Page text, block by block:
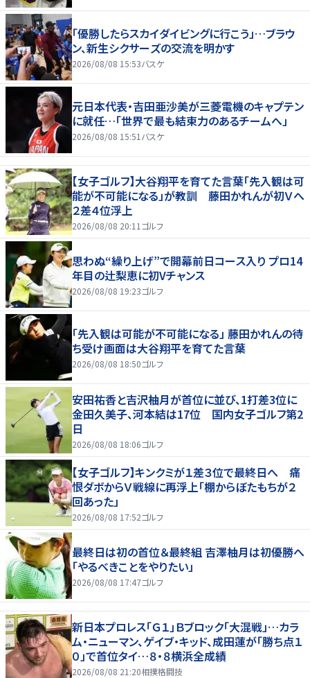
「優勝したらスカイダイビングに行こう」…ブラウ
ン、新生シクサーズの交流を明かす
2026/08/08 15:53バスケ
元日本代表・吉田亜沙美が三菱電機のキャプテン
に就任…「世界で最も結束力のあるチームへ」
2026/08/08 15:51 バスケ
【女子ゴルフ】大谷翔平を育てた言葉「先入観は可
能が不可能になる」が教訓 藤田かれんが初Ｖへ
２差４位浮上
2026/08/08 20:11 ゴルフ
思わぬ“繰り上げ”で開幕前日コース入り プロ14
年目の辻梨恵に初Vチャンス
2026/08/08 19:23ゴルフ
「先入観は可能が不可能になる」 藤田かれんの待
ち受け画面は大谷翔平を育てた言葉
2026/08/08 18:50ゴルフ
安田祐香と吉沢柚月が首位に並び、1打差3位に
金田久美子、河本結は17位 国内女子ゴルフ第2
日
2026/08/08 18:06ゴルフ
【女子ゴルフ】キンクミが１差３位で最終日へ 痛
恨ダボからＶ戦線に再浮上「棚からぼたもちが２
回あった」
2026/08/08 17:52ゴルフ
最終日は初の首位＆最終組 吉澤柚月は初優勝へ
「やるべきことをやりたい」
2026/08/08 17:47ゴルフ
新日本プロレス「Ｇ１」Ｂブロック「大混戦」…カラ
ム・ニューマン、ゲイブ・キッド、成田蓮が「勝ち点１
０」で首位タイ…８・８横浜全成績
2026/08/08 21:20相撲格闘技